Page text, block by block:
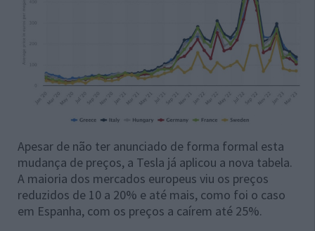
Apesar de não ter anunciado de forma formal esta
mudança de preços, a Tesla já aplicou a nova tabela.
A maioria dos mercados europeus viu os preços
reduzidos de 10 a 20% e até mais, como foi o caso
em Espanha, com os preços a caírem até 25%.